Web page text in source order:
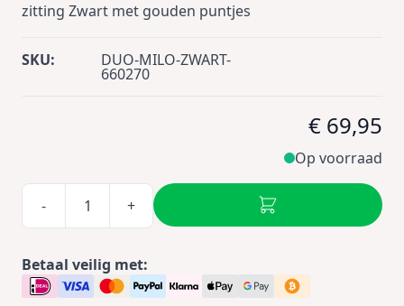
zitting Zwart met gouden puntjes
SKU: DUO-MILO-ZWART-
660270
€ 69,95
Op voorraad
- +
Betaal veilig met: